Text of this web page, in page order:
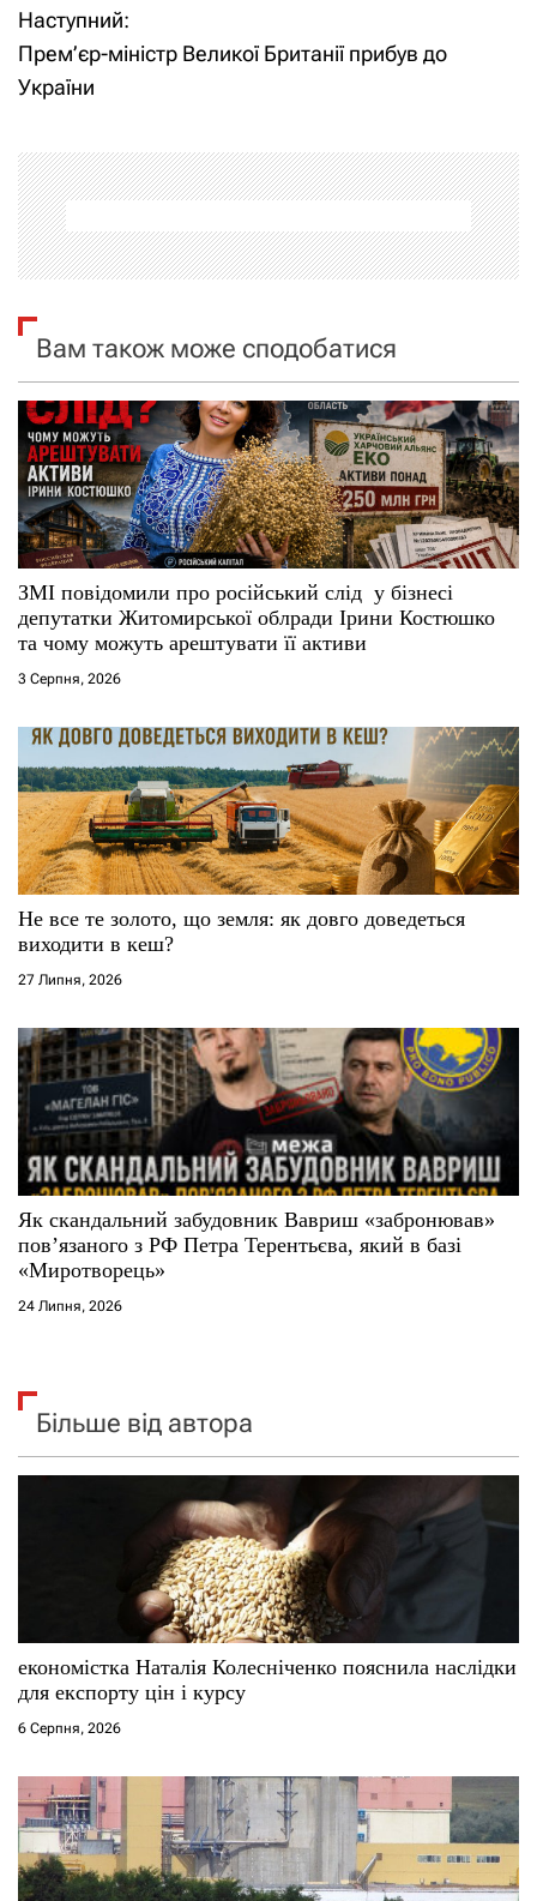
в
і
а
ц
і
я
з
а
п
и
с
і
Наступний:
Прем’єр-міністр Великої Британії прибув до
України
Вам також може сподобатися
ЗМІ повідомили про російський слід у бізнесі
депутатки Житомирської облради Ірини Костюшко
та чому можуть арештувати її активи
3 Серпня, 2026
Не все те золото, що земля: як довго доведеться
виходити в кеш?
27 Липня, 2026
Як скандальний забудовник Вавриш «забронював»
повʼязаного з РФ Петра Терентьєва, який в базі
«Миротворець»
24 Липня, 2026
Більше від автора
економістка Наталія Колесніченко пояснила наслідки
для експорту цін і курсу
6 Серпня, 2026